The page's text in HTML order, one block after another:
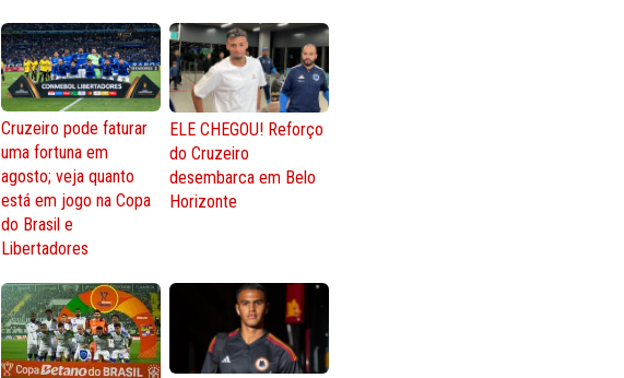
Cruzeiro pode faturar
uma fortuna em
agosto; veja quanto
está em jogo na Copa
do Brasil e
Libertadores
ELE CHEGOU! Reforço
do Cruzeiro
desembarca em Belo
Horizonte